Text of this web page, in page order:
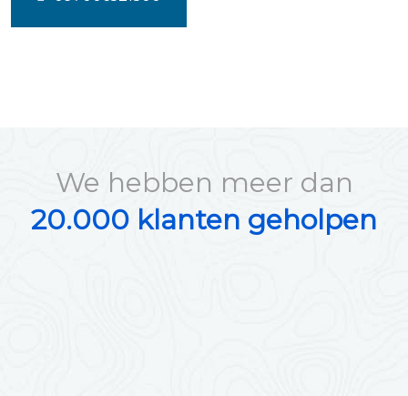
We hebben meer dan
20.000 klanten geholpen